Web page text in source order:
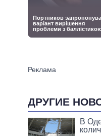
ДРУГИЕ
В